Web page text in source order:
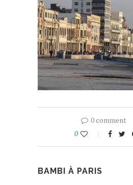
0 comment
0
BAMBI À PARIS